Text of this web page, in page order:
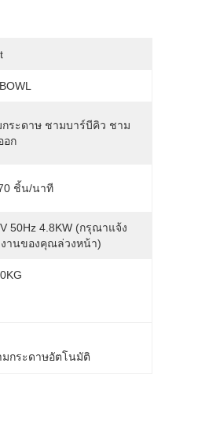
ระดาษ ชามบาร์บีคิว ชาม
อก
ชิ้น/นาที
50Hz 4.8KW (กรุณาแจ้ง
านของคุณล่วงหน้า)
มกระดาษอัตโนมัติ